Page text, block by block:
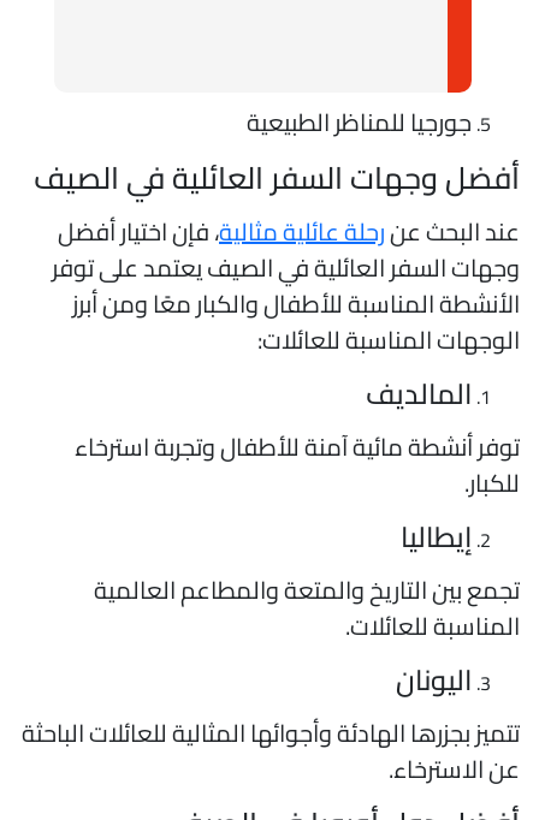
جورجيا للمناظر الطبيعية
وجهات السفر العائلية في الصيف
البحث عنرحلة عائلية مثالية، فإن اختيار أفضل
السفر العائلية في الصيف يعتمد على توفر
المناسبة للأطفال والكبار معًا ومن أبرز
المناسبة للعائلات:
المالديف
أنشطة مائية آمنة للأطفال وتجربة استرخاء
إيطاليا
بين التاريخ والمتعة والمطاعم العالمية
للعائلات.
اليونان
بجزرها الهادئة وأجوائها المثالية للعائلات الباحثة
الاسترخاء.